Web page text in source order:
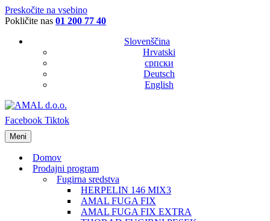
Preskočite na vsebino
Pokličite nas 01 200 77 40
Slovenščina
Hrvatski
српски
Deutsch
English
Facebook Tiktok
Meni
Domov
Prodajni program
Fugirna sredstva
HERPELIN 146 MIX3
AMAL FUGA FIX
AMAL FUGA FIX EXTRA